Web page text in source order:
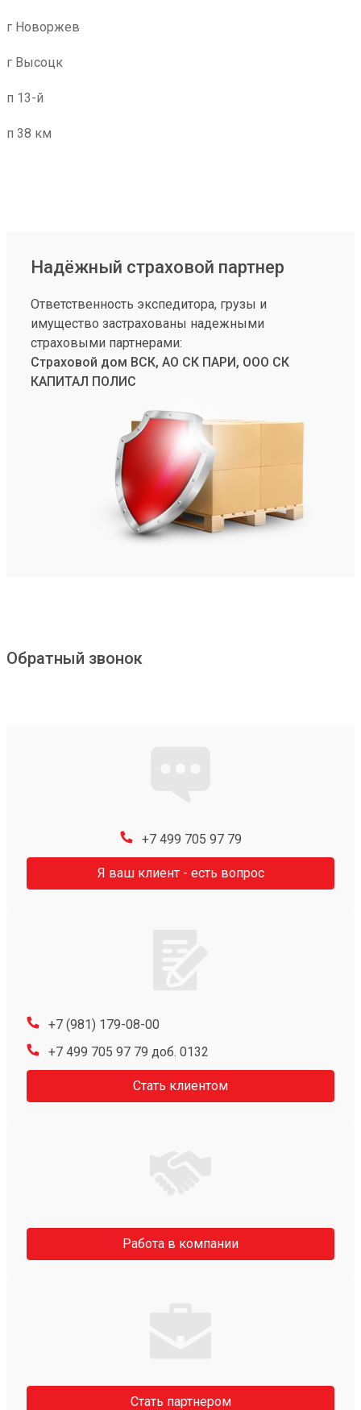
г Новоржев
г Высоцк
п 13-й
п 38 км
Надёжный страховой партнер
Ответственность экспедитора, грузы и
имущество застрахованы надежными
страховыми партнерами:
Страховой дом ВСК, АО СК ПАРИ, ООО СК
КАПИТАЛ ПОЛИС
Обратный звонок
+7 499 705 97 79
Я ваш клиент - есть вопрос
+7 (981) 179-08-00
+7 499 705 97 79 доб. 0132
Стать клиентом
Работа в компании
Стать партнером